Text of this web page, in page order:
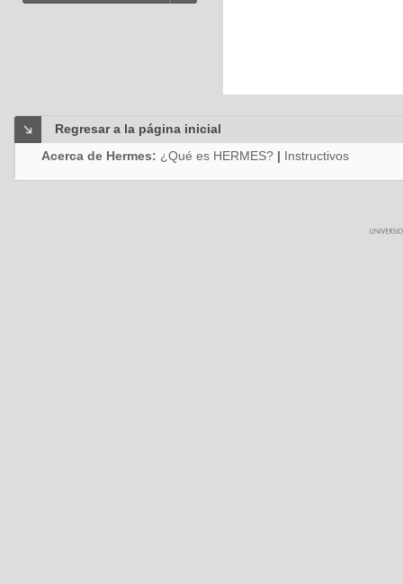
Regresar a la página inicial
Acerca de Hermes: ¿Qué es HERMES? | Instructivos